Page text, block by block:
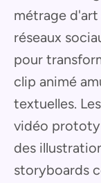
métrage
réseaux
pour
clip animé
textuelles.
vidéo
des
storyboards